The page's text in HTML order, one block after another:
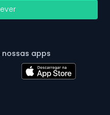
apps